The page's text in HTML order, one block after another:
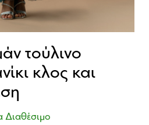
τούλινο
κλος και
Διαθέσιμο